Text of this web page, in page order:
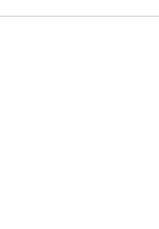
har han
namn som